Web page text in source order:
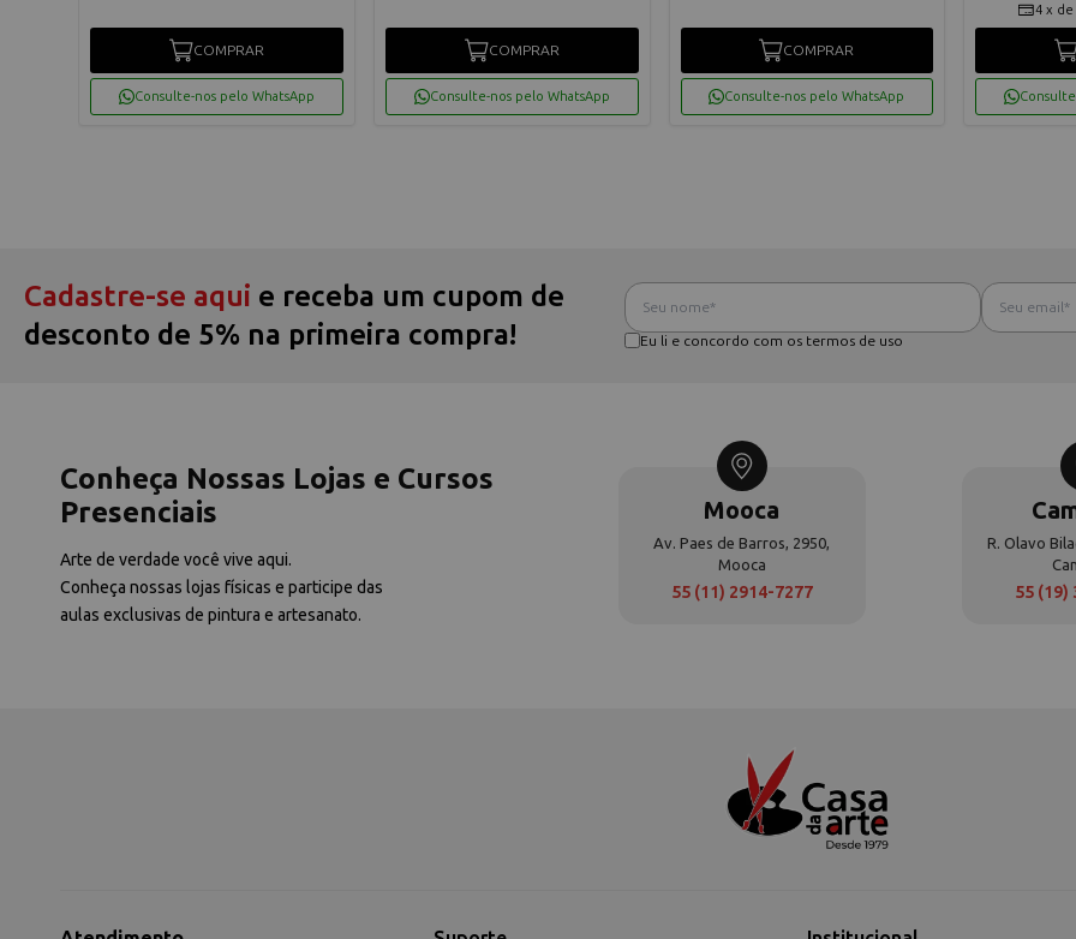
COMPRAR
Consulte-nos pelo WhatsApp
COMPRAR
Consulte-nos pelo WhatsApp
COMPRAR
Consulte-nos pelo WhatsApp
4 x de
Cadastre-se aqui e receba um cupom de
desconto de 5% na primeira compra!
Eu li e concordo com os termos de uso
Conheça Nossas Lojas e Cursos
Presenciais
Arte de verdade você vive aqui.
Conheça nossas lojas físicas e participe das
aulas exclusivas de pintura e artesanato.
Mooca
Av. Paes de Barros, 2950,
Mooca
55 (11) 2914-7277
R. Olavo
55 (19)